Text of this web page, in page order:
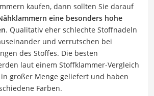
kaufen, dann sollten Sie darauf
eine besonders hohe
. Qualitativ eher schlechte Stoffnadeln
und verrutschen bei
des Stoffes. Die besten
laut einem Stoffklammer-Vergleich
großer Menge geliefert und haben
Farben.